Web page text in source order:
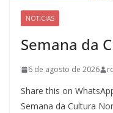
NOTICIAS
Semana da
6 de agosto de 2026
Share this on
Semana da Cultura